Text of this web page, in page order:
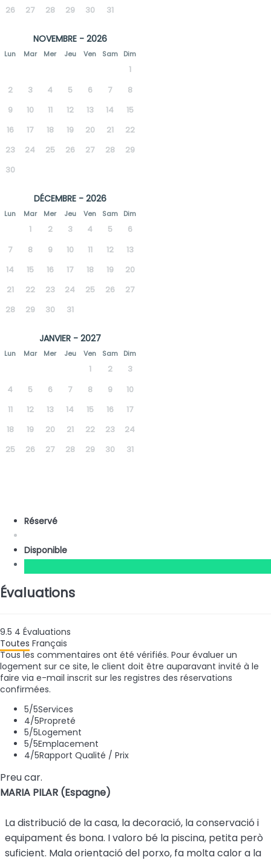
26
27 28 29 30 31
NOVEMBRE - 2026
Lun Mar Mer Jeu Ven Sam Dim
1
2
3 4 5 6 7
8
9
10 11 12 13 14
15
16
17 18 19 20 21
22
23
24 25 26 27 28
29
30
DÉCEMBRE - 2026
Lun Mar Mer Jeu Ven Sam Dim
1 2 3 4 5
6
7
8 9 10 11 12
13
14
15 16 17 18 19
20
21
22 23 24 25 26
27
28
29 30 31
JANVIER - 2027
Lun Mar Mer Jeu Ven Sam Dim
1 2
3
4
5 6 7 8 9
10
11
12 13 14 15 16
17
18
19 20 21 22 23
24
25
26 27 28 29 30 31
Réservé
Disponible
Évaluations
9.5 4 Évaluations
Toutes Français
Tous les commentaires ont été vérifiés. Pour évaluer un
logement sur ce site, le client doit être auparavant invité à le
faire via e-mail inscrit sur les registres des réservations
confirmées.
5/5Services
4/5Propreté
5/5Logement
5/5Emplacement
4/5Rapport Qualité / Prix
Preu car.
MARIA PILAR (Espagne)
La distribució de la casa, la decoració, la conservació i
equipament és bona. I valoro bé la piscina, petita però
suficient. Mala orientació del porxo, fa molta calor a la